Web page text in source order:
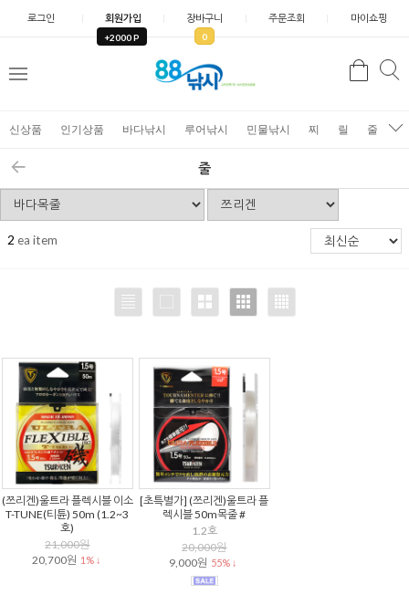
로그인 회원가입
+2000 P
장바구니
0
주문조회 마이쇼핑
검
신상품 인기상품 바다낚시 루어낚시 민물낚시 찌 릴 줄
줄
2 ea item
(쯔리겐)울트라 플렉시블 이소
T-TUNE(티튠) 50m (1.2~3
호)
21,000원
20,700원 1% ↓
[초특별가] (쯔리겐)울트라 플
렉시블 50m목줄 #
1.2호
20,000원
9,000원 55% ↓